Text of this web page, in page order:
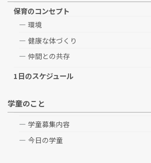
保育のコンセプト
環境
健康な体づくり
仲間との共存
1日のスケジュール
学童のこと
学童募集内容
今日の学童